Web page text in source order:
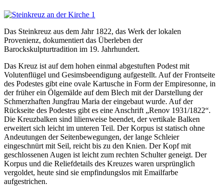
Das Steinkreuz aus dem Jahr 1822, das Werk der lokalen
Provenienz, dokumentiert das Überleben der
Barockskulpturtradition im 19. Jahrhundert.
Das Kreuz ist auf dem hohen einmal abgestuften Podest mit
Volutenflügel und Gesimsbeendigung aufgestellt. Auf der Frontseite
des Podestes gibt eine ovale Kartusche in Form der Empiresonne, in
der früher ein Ölgemälde auf dem Blech mit der Darstellung der
Schmerzhaften Jungfrau Maria der eingebaut wurde. Auf der
Rückseite des Podestes gibt es eine Anschrift „Renov 1931/1822“.
Die Kreuzbalken sind lilienweise beendet, der vertikale Balken
erweitert sich leicht im unteren Teil. Der Korpus ist statisch ohne
Andeutungen der Seitenbewegungen, der lange Schleier
eingeschnürt mit Seil, reicht bis zu den Knien. Der Kopf mit
geschlossenen Augen ist leicht zum rechten Schulter geneigt. Der
Korpus und die Reliefdetails des Kreuzes waren ursprünglich
vergoldet, heute sind sie empfindungslos mit Emailfarbe
aufgestrichen.